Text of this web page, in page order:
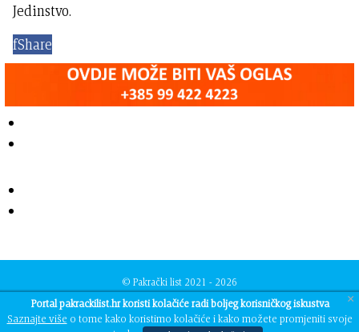
Jedinstvo.
fShare
© Pakrački list 2021 - 2026
Developed byTJstudio ×
Portal pakrackilist.hr koristi kolačiće radi boljeg korisničkog iskustva
Saznajte više o tome kako koristimo kolačiće i kako možete promjeniti svoje